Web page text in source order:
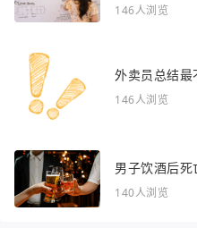
146人浏览
外卖员总结最
146人浏览
男子饮酒后
140人浏览